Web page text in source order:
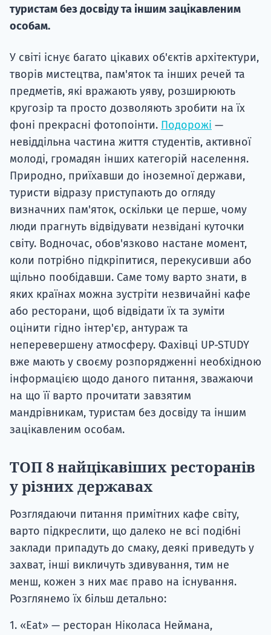
туристам без досвіду та іншим зацікавленим
особам.
У світі існує багато цікавих об'єктів архітектури,
творів мистецтва, пам'яток та інших речей та
предметів, які вражають уяву, розширюють
кругозір та просто дозволяють зробити на їх
фоні прекрасні фотопоінти. Подорожі —
невіддільна частина життя студентів, активної
молоді, громадян інших категорій населення.
Природно, приїхавши до іноземної держави,
туристи відразу приступають до огляду
визначних пам'яток, оскільки це перше, чому
люди прагнуть відвідувати незвідані куточки
світу. Водночас, обов'язково настане момент,
коли потрібно підкріпитися, перекусивши або
щільно пообідавши. Саме тому варто знати, в
яких країнах можна зустріти незвичайні кафе
або ресторани, щоб відвідати їх та зуміти
оцінити гідно інтер'єр, антураж та
неперевершену атмосферу. Фахівці UP-STUDY
вже мають у своєму розпорядженні необхідною
інформацією щодо даного питання, зважаючи
на що її варто прочитати завзятим
мандрівникам, туристам без досвіду та іншим
зацікавленим особам.
ТОП 8 найцікавіших ресторанів
у різних державах
Розглядаючи питання примітних кафе світу,
варто підкреслити, що далеко не всі подібні
заклади припадуть до смаку, деякі приведуть у
захват, інші викличуть здивування, тим не
менш, кожен з них має право на існування.
Розглянемо їх більш детально:
1. «Eat» — ресторан Ніколаса Неймана,